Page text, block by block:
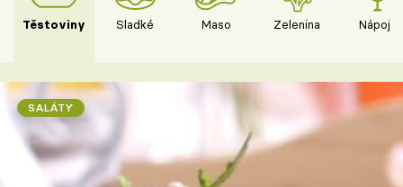
Těstoviny Sladké Maso Zelenina Nápoje
SALÁTY